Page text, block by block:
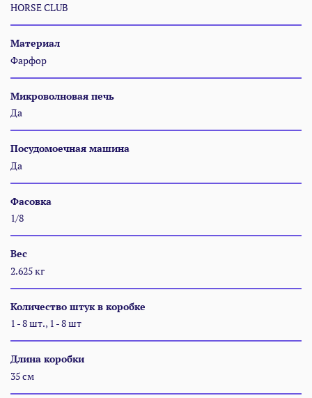
HORSE CLUB
Материал
Фарфор
Микроволновая печь
Да
Посудомоечная машина
Да
Фасовка
1/8
Вес
2.625 кг
Количество штук в коробке
1 - 8 шт., 1 - 8 шт
Длина коробки
35 см